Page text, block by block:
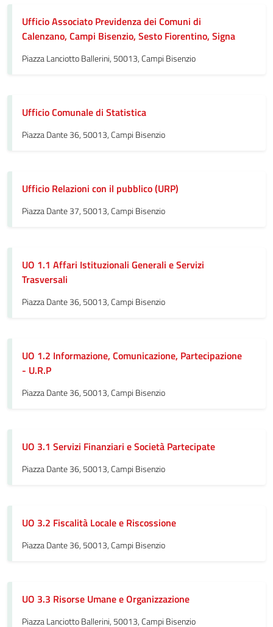
Ufficio Associato Previdenza dei Comuni di
Calenzano, Campi Bisenzio, Sesto Fiorentino, Signa
Piazza Lanciotto Ballerini, 50013, Campi Bisenzio
Ufficio Comunale di Statistica
Piazza Dante 36, 50013, Campi Bisenzio
Ufficio Relazioni con il pubblico (URP)
Piazza Dante 37, 50013, Campi Bisenzio
UO 1.1 Affari Istituzionali Generali e Servizi
Trasversali
Piazza Dante 36, 50013, Campi Bisenzio
UO 1.2 Informazione, Comunicazione, Partecipazione
- U.R.P
Piazza Dante 36, 50013, Campi Bisenzio
UO 3.1 Servizi Finanziari e Società Partecipate
Piazza Dante 36, 50013, Campi Bisenzio
UO 3.2 Fiscalità Locale e Riscossione
Piazza Dante 36, 50013, Campi Bisenzio
UO 3.3 Risorse Umane e Organizzazione
Piazza Lanciotto Ballerini, 50013, Campi Bisenzio